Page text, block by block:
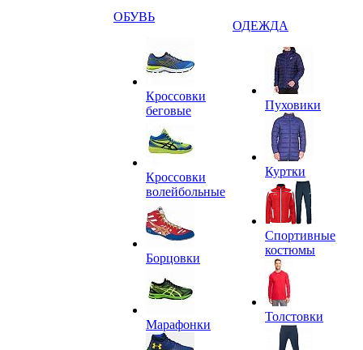
ОБУВЬ
Кроссовки
беговые
Кроссовки
волейбольные
Борцовки
Марафонки
ОДЕЖДА
Пуховики
Куртки
Спортивные
костюмы
Толстовки